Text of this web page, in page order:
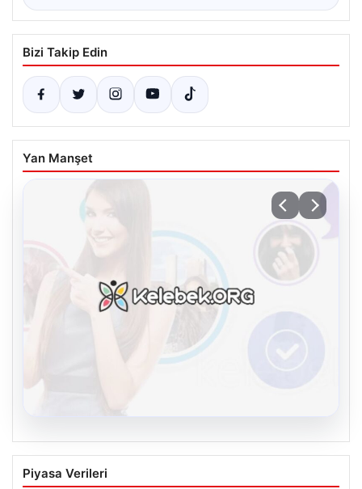
Bizi Takip Edin
Yan Manşet
Kelebek.Org İle Dijital İletişimin
Sertifikalı Adresi Ve Chat Deneyimi
Piyasa Verileri